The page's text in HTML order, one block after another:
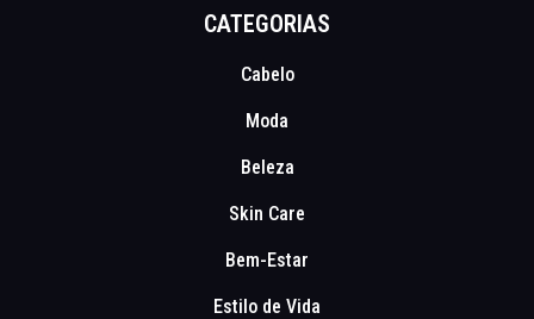
CATEGORIAS
Cabelo
Moda
Beleza
Skin Care
Bem-Estar
Estilo de Vida